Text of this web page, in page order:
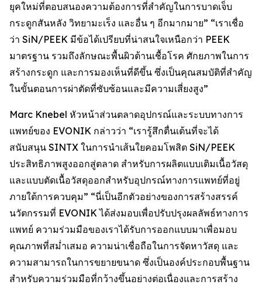
ยุคใหม่ที่ตอบสนองความต้องการที่สำคัญในการบาดเจ็บ
กระดูกสันหลัง วิทยามะเร็ง และอื่น ๆ อีกมากมาย” “เราเชื่อ
ว่า SiN/PEEK มีข้อได้เปรียบที่น่าสนใจเหนือกว่า PEEK
มาตรฐาน รวมถึงลักษณะพื้นผิวต้านเชื้อโรค ศักยภาพในการ
สร้างกระดูก และการมองเห็นที่ดีขึ้น ซึ่งเป็นคุณสมบัติที่สำคัญ
ในขั้นตอนการผ่าตัดที่ซับซ้อนและมีความเสี่ยงสูง”
Marc Knebel หัวหน้าส่วนตลาดอุปกรณ์และระบบทางการ
แพทย์ของ EVONIK กล่าวว่า “เรารู้สึกตื่นเต้นที่จะได้
สนับสนุน SINTX ในการนำเส้นใยคอมโพสิต SiN/PEEK
ประสิทธิภาพสูงออกสู่ตลาด สำหรับการผลิตแบบเติมเนื้อวัสดุ
และแบบตัดเนื้อวัสดุออกสำหรับอุปกรณ์ทางการแพทย์ที่อยู่
ภายใต้การควบคุม” “นี่เป็นอีกตัวอย่างของการสร้างสรรค์
นวัตกรรมที่ EVONIK ได้ส่งมอบเพื่อปรับปรุงผลลัพธ์ทางการ
แพทย์ ความร่วมมือของเราได้รับการออกแบบมาเพื่อมอบ
คุณภาพที่สม่ำเสมอ ความน่าเชื่อถือในการจัดหาวัสดุ และ
ความสามารถในการขยายขนาด ซึ่งเป็นองค์ประกอบพื้นฐาน
สำหรับความร่วมมือที่กว้างขึ้นอย่างต่อเนื่องและการสร้าง